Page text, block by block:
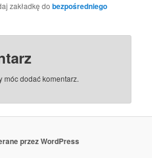
zakładkę dobezpośredniego
móc dodać komentarz.
przez WordPress